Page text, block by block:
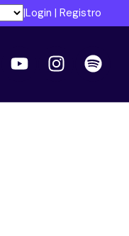
|Login | Registro